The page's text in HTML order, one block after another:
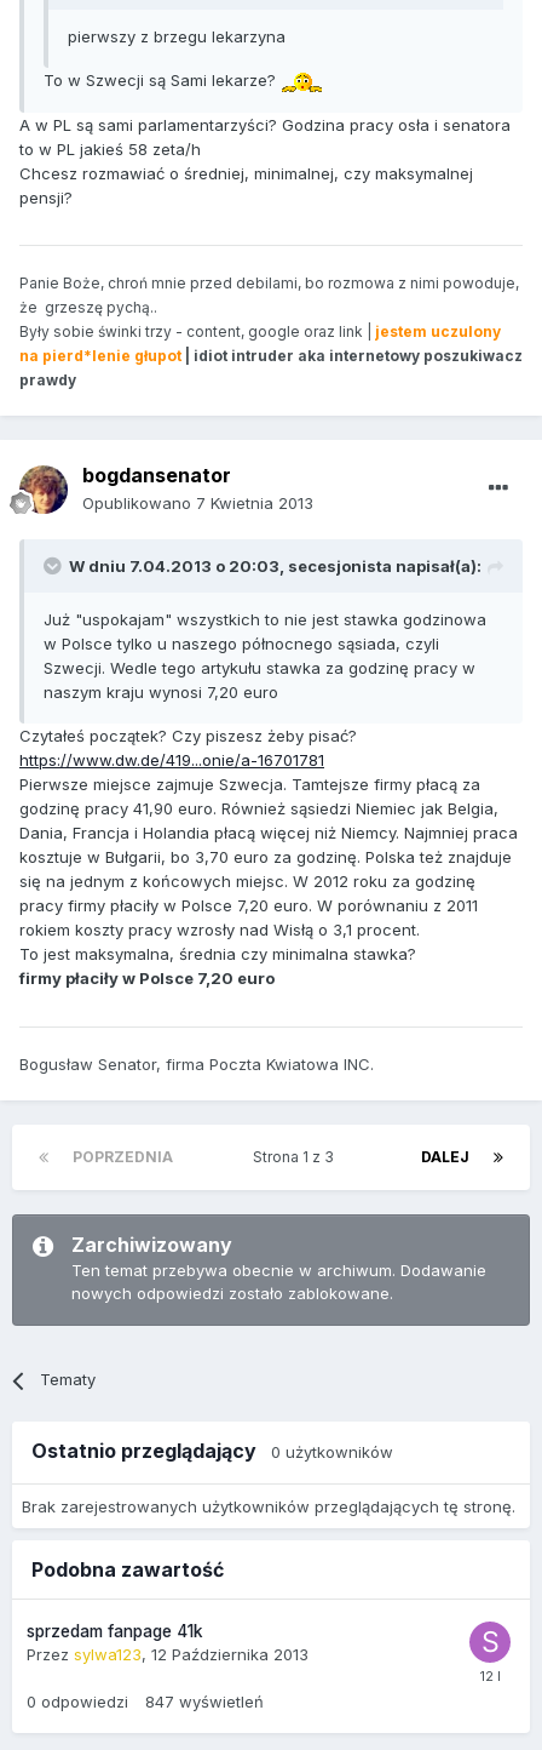
pierwszy z brzegu lekarzyna
To w Szwecji są Sami lekarze?
A w PL są sami parlamentarzyści? Godzina pracy osła i senatora
to w PL jakieś 58 zeta/h
Chcesz rozmawiać o średniej, minimalnej, czy maksymalnej
pensji?
Panie Boże, chroń mnie przed debilami, bo rozmowa z nimi powoduje,
że grzeszę pychą..
Były sobie świnki trzy - content, google oraz link | jestem uczulony
na pierd*lenie głupot| idiot intruder aka internetowy poszukiwacz
prawdy
bogdansenator
Opublikowano 7 Kwietnia 2013
W dniu 7.04.2013 o 20:03, secesjonista napisał(a):
Już "uspokajam" wszystkich to nie jest stawka godzinowa
w Polsce tylko u naszego północnego sąsiada, czyli
Szwecji. Wedle tego artykułu stawka za godzinę pracy w
naszym kraju wynosi 7,20 euro
Czytałeś początek? Czy piszesz żeby pisać?
https://www.dw.de/419...onie/a-16701781
Pierwsze miejsce zajmuje Szwecja. Tamtejsze firmy płacą za
godzinę pracy 41,90 euro. Również sąsiedzi Niemiec jak Belgia,
Dania, Francja i Holandia płacą więcej niż Niemcy. Najmniej praca
kosztuje w Bułgarii, bo 3,70 euro za godzinę. Polska też znajduje
się na jednym z końcowych miejsc. W 2012 roku za godzinę
pracy firmy płaciły w Polsce 7,20 euro. W porównaniu z 2011
rokiem koszty pracy wzrosły nad Wisłą o 3,1 procent.
To jest maksymalna, średnia czy minimalna stawka?
firmy płaciły w Polsce 7,20 euro
Bogusław Senator, firma Poczta Kwiatowa INC.
POPRZEDNIA DALEJ
Strona 1 z 3
Zarchiwizowany
Ten temat przebywa obecnie w archiwum. Dodawanie
nowych odpowiedzi zostało zablokowane.
Tematy
Ostatnio przeglądający 0 użytkowników
Brak zarejestrowanych użytkowników przeglądających tę stronę.
Podobna zawartość
sprzedam fanpage 41k
Przez sylwa123, 12 Października 2013
0 odpowiedzi 847 wyświetleń